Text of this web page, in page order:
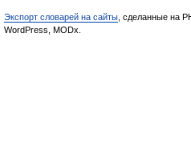
Экспорт словарей на сайты , сделанные на
WordPress, MODx.